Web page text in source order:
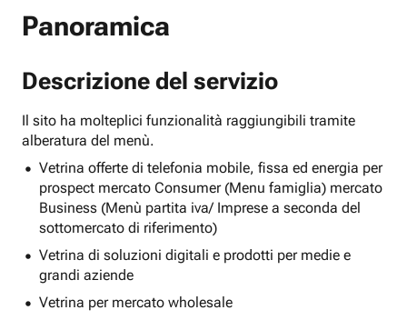
Panoramica
Descrizione del servizio
Il sito ha molteplici funzionalità raggiungibili tramite
alberatura del menù.
Vetrina offerte di telefonia mobile, fissa ed energia per
prospect mercato Consumer (Menu famiglia) mercato
Business (Menù partita iva/ Imprese a seconda del
sottomercato di riferimento)
Vetrina di soluzioni digitali e prodotti per medie e
grandi aziende
Vetrina per mercato wholesale